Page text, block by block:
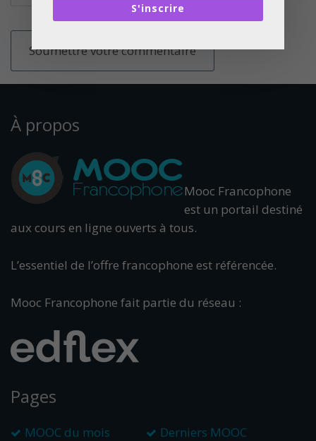
À propos
Mooc Francophone
est un portail destiné
aux cours en ligne ouverts à tous.
L’essentiel de l’offre francophone est référencée.
Mooc Francophone fait partie du réseau :
Pages
MOOC du mois
Derniers MOOC
S'inscrire